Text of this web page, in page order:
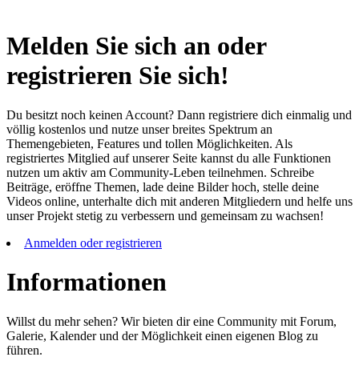
Melden Sie sich an oder
registrieren Sie sich!
Du besitzt noch keinen Account? Dann registriere dich einmalig und
völlig kostenlos und nutze unser breites Spektrum an
Themengebieten, Features und tollen Möglichkeiten. Als
registriertes Mitglied auf unserer Seite kannst du alle Funktionen
nutzen um aktiv am Community-Leben teilnehmen. Schreibe
Beiträge, eröffne Themen, lade deine Bilder hoch, stelle deine
Videos online, unterhalte dich mit anderen Mitgliedern und helfe uns
unser Projekt stetig zu verbessern und gemeinsam zu wachsen!
Anmelden oder registrieren
Informationen
Willst du mehr sehen? Wir bieten dir eine Community mit Forum,
Galerie, Kalender und der Möglichkeit einen eigenen Blog zu
führen.